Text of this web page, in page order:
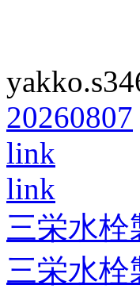
20260807
link
link
三栄水
三栄水